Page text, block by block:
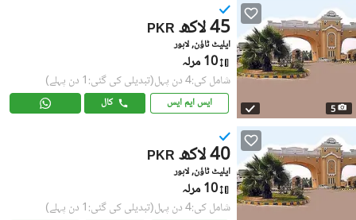
5
PKR 45 لاکھ
ایلیٹ ٹاؤن, لاہور
10 مرلہ
شامل کی:4 دن پہل (تبدیلی کی گئی:1 دن پہلے)
ایس ایم ایس کال
PKR 40 لاکھ
ایلیٹ ٹاؤن, لاہور
10 مرلہ
شامل کی:4 دن پہل (تبدیلی کی گئی:1 دن پہلے)